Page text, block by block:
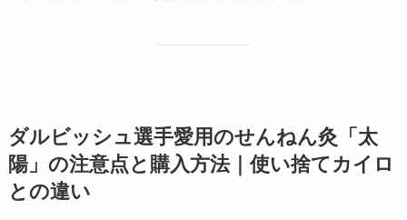
ダルビッシュ選手愛用のせんねん灸「太
陽」の注意点と購入方法｜使い捨てカイロ
との違い